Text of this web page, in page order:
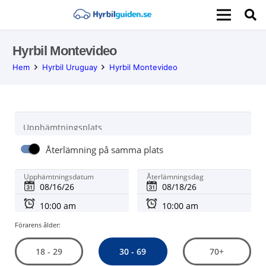
Hyrbil Montevideo
Hem Hyrbil Uruguay Hyrbil Montevideo
Upphämtningsplats
Återlämning på samma plats
Upphämtningsdatum Återlämningsdag
Förarens ålder:
18 - 29 30 - 69 70+